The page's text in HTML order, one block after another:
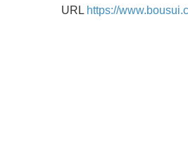
URL https://